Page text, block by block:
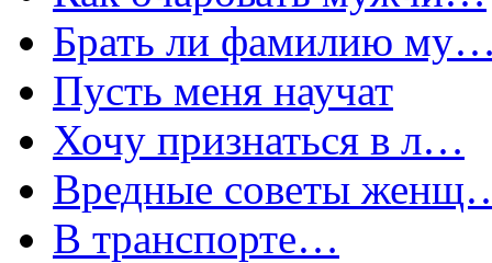
Брать ли фамилию
Пусть меня научат
Хочу признаться в л…
Вредные советы
В транспорте…